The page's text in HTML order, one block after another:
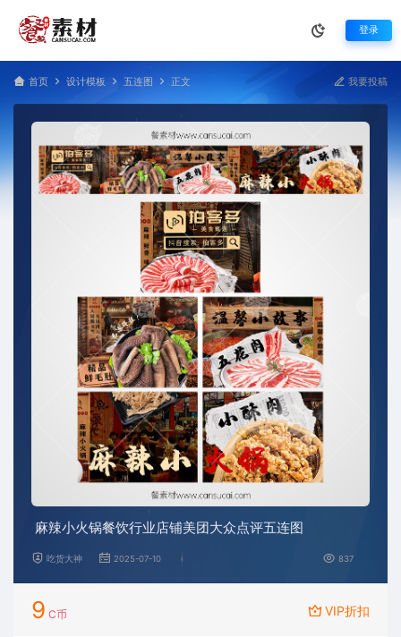
登录
首页 设计模板 五连图 正文 我要投稿
麻辣小火锅餐饮行业店铺美团大众点评五连图
吃货大神 2025-07-10 837
9 C币 VIP折扣